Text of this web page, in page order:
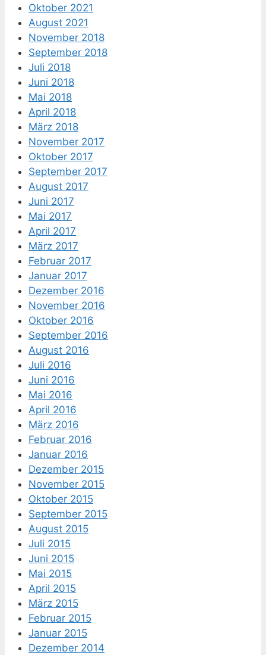
Oktober 2021
August 2021
November 2018
September 2018
Juli 2018
Juni 2018
Mai 2018
April 2018
März 2018
November 2017
Oktober 2017
September 2017
August 2017
Juni 2017
Mai 2017
April 2017
März 2017
Februar 2017
Januar 2017
Dezember 2016
November 2016
Oktober 2016
September 2016
August 2016
Juli 2016
Juni 2016
Mai 2016
April 2016
März 2016
Februar 2016
Januar 2016
Dezember 2015
November 2015
Oktober 2015
September 2015
August 2015
Juli 2015
Juni 2015
Mai 2015
April 2015
März 2015
Februar 2015
Januar 2015
Dezember 2014